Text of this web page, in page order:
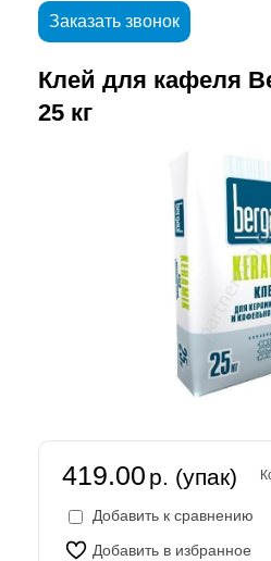
Заказать звонок
Клей для кафеля
25 кг
419.00 р. (упак)
Добавить к сравнению
Добавить в избранное